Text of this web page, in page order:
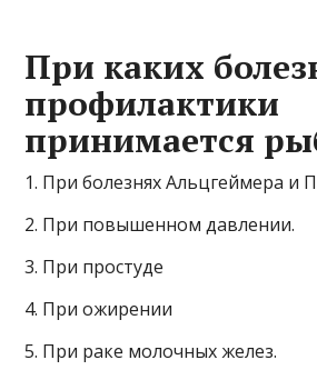
При каких
профилактики
принимается
1. При болезнях Альцгеймера и
2. При повышенном давлении.
3. При простуде
4. При ожирении
5. При раке молочных желез.